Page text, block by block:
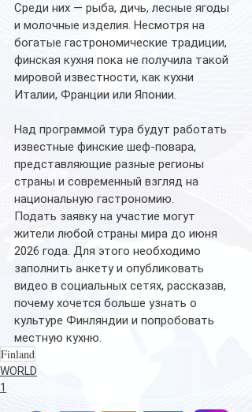
Среди них — рыба, дичь, лесные ягоды
и молочные изделия. Несмотря на
богатые гастрономические традиции,
финская кухня пока не получила такой
мировой известности, как кухни
Италии, Франции или Японии.
Над программой тура будут работать
известные финские шеф-повара,
представляющие разные регионы
страны и современный взгляд на
национальную гастрономию.
Подать заявку на участие могут
жители любой страны мира до июня
2026 года. Для этого необходимо
заполнить анкету и опубликовать
видео в социальных сетях, рассказав,
почему хочется больше узнать о
культуре Финляндии и попробовать
местную кухню.
Finland
WORLD
1